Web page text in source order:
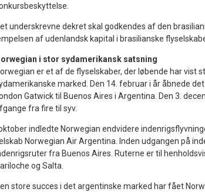
underskrevne dekret skal godkendes af den
af udenlandsk kapital i brasilianske
i stor sydamerikansk satsning
er et af de flyselskaber, der løbende har vist
marked. Den 14. februar i år åbnede
Gatwick til Buenos Aires i Argentina. Den 3.
fra fire til syv.
oktober indledte Norwegian endvidere
Norwegian Air Argentina. Inden udgangen på
fra Buenos Aires. Ruterne er til
og Salta.
store succes i det argentinske marked har fået